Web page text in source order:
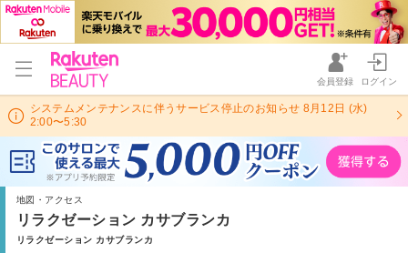
会員登録 ログイン
システムメンテナンスに伴うサービス停止のお知らせ 8月12日 (水)
2:00〜5:30
地図・アクセス
リラクゼーション カサブランカ
リラクゼーション カサブランカ